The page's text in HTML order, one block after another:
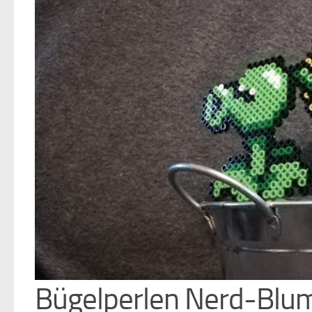
Bügelperlen Nerd-